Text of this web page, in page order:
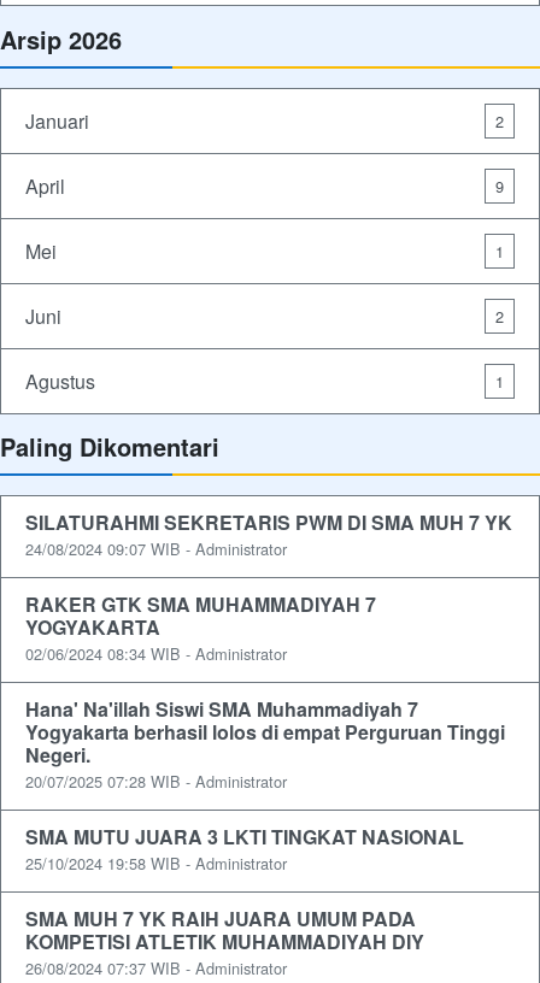
Arsip 2026
Januari 2
April 9
Mei 1
Juni 2
Agustus 1
Paling Dikomentari
SILATURAHMI SEKRETARIS PWM DI SMA MUH 7 YK
24/08/2024 09:07 WIB - Administrator
RAKER GTK SMA MUHAMMADIYAH 7
YOGYAKARTA
02/06/2024 08:34 WIB - Administrator
Hana' Na'illah Siswi SMA Muhammadiyah 7
Yogyakarta berhasil lolos di empat Perguruan Tinggi
Negeri.
20/07/2025 07:28 WIB - Administrator
SMA MUTU JUARA 3 LKTI TINGKAT NASIONAL
25/10/2024 19:58 WIB - Administrator
SMA MUH 7 YK RAIH JUARA UMUM PADA
KOMPETISI ATLETIK MUHAMMADIYAH DIY
26/08/2024 07:37 WIB - Administrator